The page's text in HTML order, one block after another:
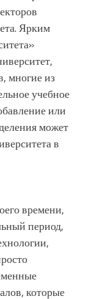
Ярким
многие из
учебное
или
может
в
времени,
период,
которые